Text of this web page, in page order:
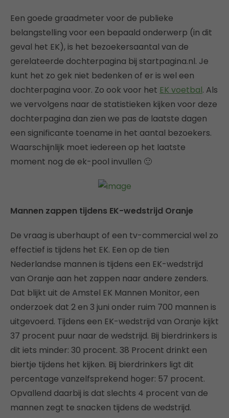
Een goede graadmeter voor de publieke
belangstelling voor een bepaald onderwerp (in dit
geval het EK), is het bezoekersaantal van de
gerelateerde dochterpagina bij startpagina.nl. Je
kunt het zo gek niet bedenken of er is wel een
dochterpagina voor. Zo ook voor het EK voetbal. Als
we vervolgens naar de statistieken kijken voor deze
dochterpagina dan zien we pas de laatste dagen
een significante toename in het aantal bezoekers.
Waarschijnlijk moet iedereen op het laatste
moment nog de ek-pool invullen 🙂
Mannen zappen tijdens EK-wedstrijd Oranje
De vraag is uberhaupt of een tv-commercial wel zo
effectief is tijdens het EK. Een op de tien
Nederlandse mannen is tijdens een EK-wedstrijd
van Oranje aan het zappen naar andere zenders.
Dat blijkt uit de Amstel EK Mannen Monitor, een
onderzoek dat 2 en 3 juni onder ruim 700 mannen is
uitgevoerd. Tijdens een EK-wedstrijd van Oranje kijkt
37 procent puur naar de wedstrijd. Bij bierdrinkers is
dit iets minder: 30 procent. 38 Procent drinkt een
biertje tijdens het kijken. Bij bierdrinkers ligt dit
percentage vanzelfsprekend hoger: 57 procent.
Opvallend daarbij is dat slechts 4 procent van de
mannen zegt te snacken tijdens de wedstrijd.